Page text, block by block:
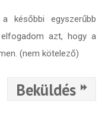
későbbi egyszerűbb
azt, hogy a
(nem kötelező)
Beküldés